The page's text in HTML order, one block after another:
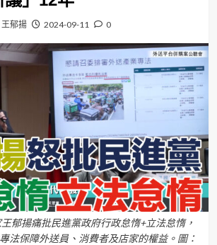
郁揚 2024-09-11 0
郁揚痛批民進黨政府行政怠惰+立法怠惰，
法保障外送員、消費者及店家的權益。圖：